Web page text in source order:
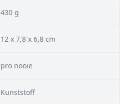
430 g
12 x 7,8 x 6,8 cm
pro nooie
Kunststoff